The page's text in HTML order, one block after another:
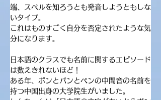
端、スペルを知ろうとも発音しようともしな
いタイプ。
これはものすごく自分を否定されたような気
分になります。
日本語のクラスでも名前に関するエピソード
は数えきれないほど！
ある年、ポンとパンとペンの中間音の名前を
持つ中国出身の大学院生がいました。